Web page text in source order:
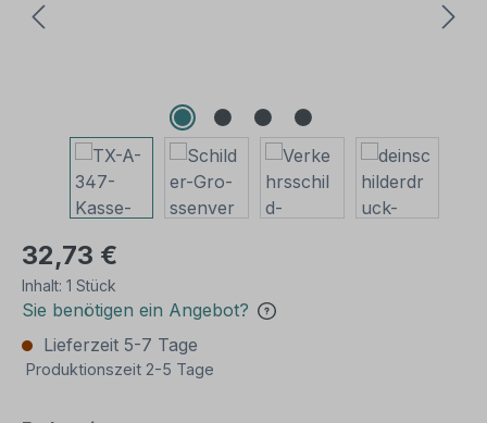
32,73 €
Inhalt: 1 Stück
Sie benötigen ein Angebot?
Lieferzeit 5-7 Tage
Produktionszeit 2-5 Tage